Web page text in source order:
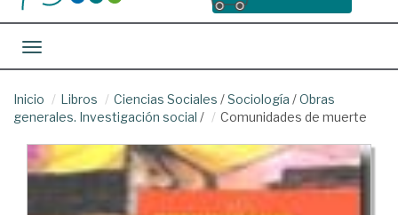
Toggle navigation
Inicio Libros Ciencias Sociales /Sociología /Obras
generales. Investigación social / Comunidades de muerte